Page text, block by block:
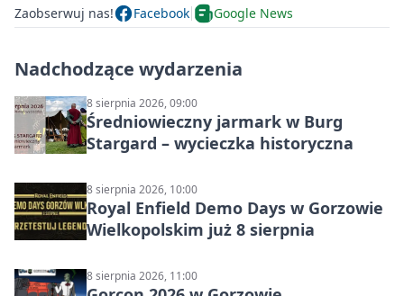
Zaobserwuj nas! Facebook Google News
Nadchodzące wydarzenia
8 sierpnia 2026, 09:00
Średniowieczny jarmark w Burg
Stargard – wycieczka historyczna
8 sierpnia 2026, 10:00
Royal Enfield Demo Days w Gorzowie
Wielkopolskim już 8 sierpnia
8 sierpnia 2026, 11:00